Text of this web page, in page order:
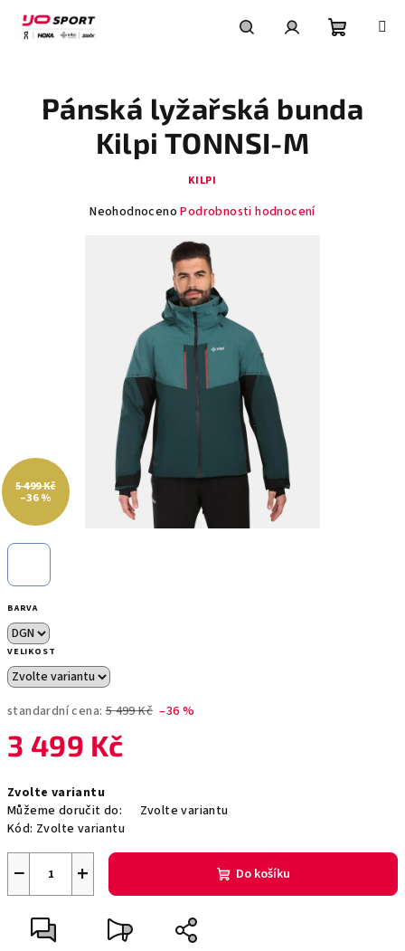
obsah
košík
BARVA
VELIKOST
standardní cena: 5 499 Kč –36 %
3 499 Kč
cena:
Zvolte variantu
Můžeme doručit do:
Zvolte variantu
Kód: Zvolte variantu
+
− Do košíku
Pánská lyžařská bunda
Kilpi TONNSI-M
KILPI
Průměrné
hvězdiček.
Neohodnoceno Podrobnosti hodnocení
5 499 Kč
–36 %